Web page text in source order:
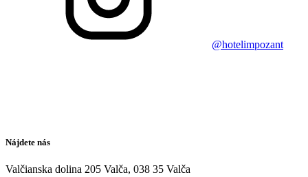
@hotelimpozant
Nájdete nás
Valčianska dolina 205 Valča, 038 35 Valča